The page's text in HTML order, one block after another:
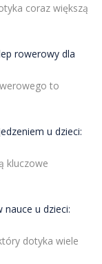
coraz większą
rowerowy dla
to
u dzieci:
kluczowe
nauce u dzieci:
dotyka wiele